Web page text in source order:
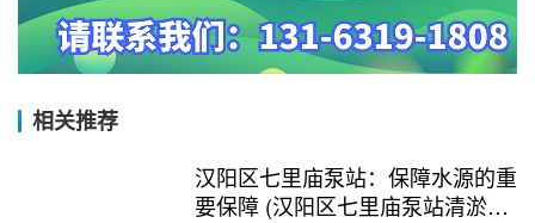
相关推荐
汉阳区七里庙泵站：保障水源的重
要保障 (汉阳区七里庙泵站清淤工